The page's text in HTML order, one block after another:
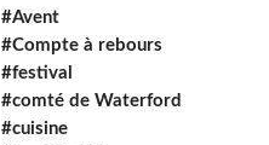
#Avent
#Compte à rebours
#festival
#comté de Waterford
#cuisine